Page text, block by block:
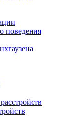
поведения